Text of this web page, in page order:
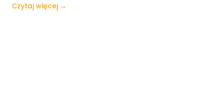
Czytaj więcej →